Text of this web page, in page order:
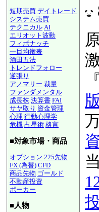
短期売買 デイトレード
システム売買
テクニカル AI
エリオット波動
フィボナッチ
一目均衡表
酒田五法
トレンドフォロー
逆張り
アノマリー 裁量
ファンダメンタル
成長株 決算書 FAI
サヤ取り 資金管理
心理 行動心理学
危機 占星術 格言
■対象市場・商品
オプション 225先物
FX (為替) CFD
商品先物 ゴールド
不動産投資
ポーカー
■人物
『
版